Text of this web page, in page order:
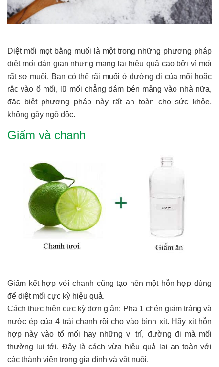
Diệt mối mọt bằng muối là một trong những phương pháp
diệt mối dân gian nhưng mang lại hiệu quả cao bởi vì mối
rất sợ muối. Bạn có thể rãi muối ở đường đi của mối hoặc
rắc vào ổ mối, lũ mối chẳng dám bén mảng vào nhà nữa,
đặc biệt phương pháp này rất an toàn cho sức khỏe,
không gây ngộ độc.
Giấm và chanh
Giấm kết hợp với chanh cũng tạo nên một hỗn hợp dùng
để diệt mối cực kỳ hiệu quả.
Cách thực hiện cực kỳ đơn giản: Pha 1 chén giấm trắng và
nước ép của 4 trái chanh rồi cho vào bình xịt. Hãy xịt hỗn
hợp này vào tổ mối hay những vị trí, đường đi mà mối
thường lui tới. Đây là cách vừa hiệu quả lại an toàn với
các thành viên trong gia đình và vật nuôi.